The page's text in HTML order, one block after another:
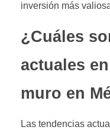
inversión más
¿Cuáles
actuales
muro en
Las tendencias